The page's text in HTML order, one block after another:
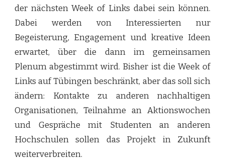
der nächsten Week of Links dabei sein können.
Dabei werden von Interessierten nur
Begeisterung, Engagement und kreative Ideen
erwartet, über die dann im gemeinsamen
Plenum abgestimmt wird. Bisher ist die Week of
Links auf Tübingen beschränkt, aber das soll sich
ändern: Kontakte zu anderen nachhaltigen
Organisationen, Teilnahme an Aktionswochen
und Gespräche mit Studenten an anderen
Hochschulen sollen das Projekt in Zukunft
weiterverbreiten.